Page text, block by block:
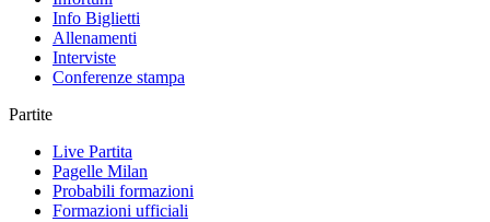
Info Biglietti
Allenamenti
Interviste
Conferenze stampa
Partite
Live Partita
Pagelle Milan
Probabili formazioni
Formazioni ufficiali